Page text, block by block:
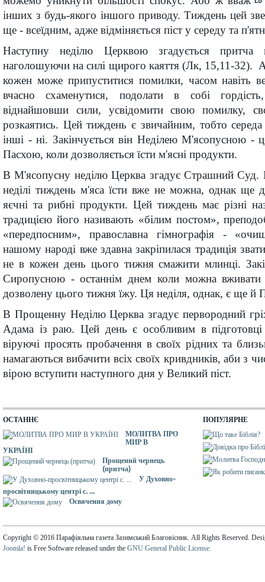
інших з будь-якого іншого приводу. Тиждень цей
ще - всеїдним, адже відміняється піст у середу та
Наступну неділю Церквою згадується
наголошуючи на силі щирого каяття (Лк, 15,11-32).
кожен може припуститися помилки, часом навіть
вчасно схаменутися, подолати в собі
віднайшовши сили, усвідомити свою помилку,
розкаятись. Цей тиждень є звичайним, тобто середа
інші - ні. Закінчується він Неділею М'ясопусною -
Пасхою, коли дозволяється їсти м'ясні продукти.
В М'ясопусну неділю Церква згадує Страшний Суд. В
неділі тиждень м'яса їсти вже не можна, однак ще
яєчні та рибні продукти. Цей тиждень має різні
традицією його називають «білим постом»,
«передпосним», православна гімнографія -
нашому народі вже здавна закріпилася традиція
не в кожен день цього тижня смажити млинці.
Сиропусною - останнім днем коли можна
дозволену цього тижня їжу. Ця неділя, однак, є ще
В Прощенну Неділю Церква згадує первородний
Адама із раю. Цей день є особливим в
віруючі просять пробачення в своїх рідних та
намагаються вибачити всіх своїх кривдників, аби з
вірою вступити наступного дня у Великий піст.
ОСТАННЄ
МОЛИТВА ПРО
МИР В
УКРАЇНІ
Прощений чернець
(притча)
У Духовно-
просвітницькому центрі с. ...
Освячення дому
ПОПУЛЯРНЕ
Copyright © 2016 Парафіяльна газета Зазимський Благовісник. All Rights Reserved.
Joomla! is Free Software released under the GNU General Public License.